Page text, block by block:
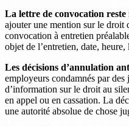
La lettre de convocation reste
ajouter une mention sur le droit
convocation à entretien
objet de l’entretien, date,
Les décisions d’annulation
employeurs condamnés par
d’information sur le droit au
en appel ou en cassation. La
une autorité absolue de chose